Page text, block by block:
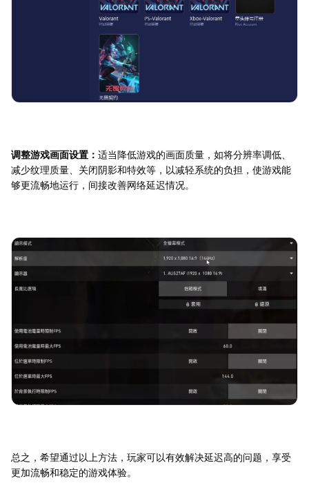
调整游戏画面设置： 适当降低游戏的画面质量，如将分辨率调低、
减少纹理质量、关闭阴影和特效等，以减轻系统的负担，使游戏能
够更流畅地运行，间接改善网络延迟情况。
总之，希望通过以上方法，玩家可以有效解决延迟高的问题，享受
更加流畅和稳定的游戏体验。